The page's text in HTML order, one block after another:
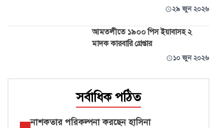
২৯ জুন ২০২৬
আমতলীতে ১৯০০ পিস ইয়াবাসহ ২
মাদক কারবারি গ্রেপ্তার
১০ জুন ২০২৬
সর্বাধিক পঠিত
নাশকতার পরিকল্পনা করছেন হাসিনা